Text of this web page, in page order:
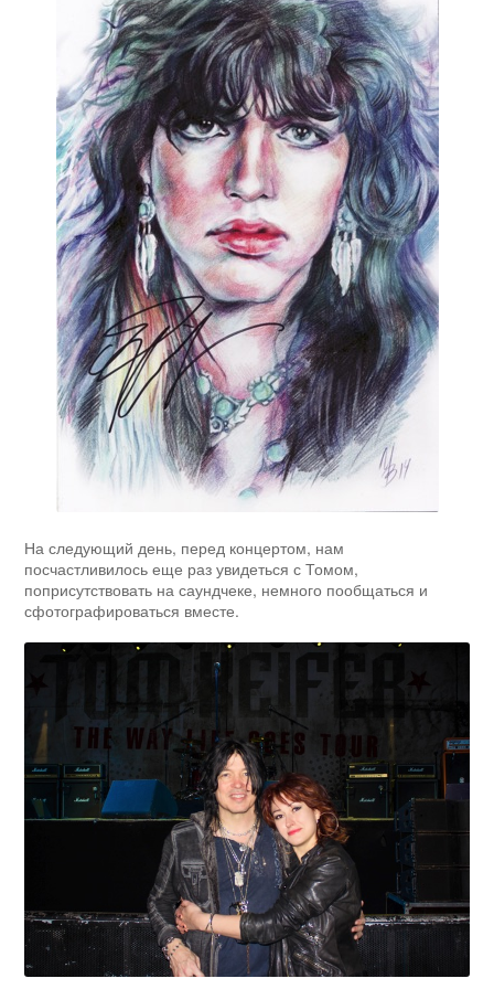
На следующий день, перед концертом, нам
посчастливилось еще раз увидеться с Томом,
поприсутствовать на саундчеке, немного пообщаться и
сфотографироваться вместе.